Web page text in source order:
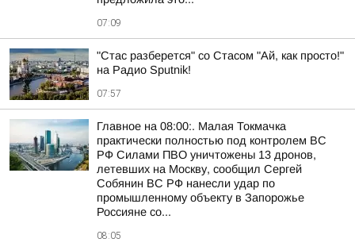
07:09
"Стас разберется" со Стасом "Ай, как просто!"
на Радио Sputnik!
07:57
Главное на 08:00:. Малая Токмачка
практически полностью под контролем ВС
РФ Силами ПВО уничтожены 13 дронов,
летевших на Москву, сообщил Сергей
Собянин ВС РФ нанесли удар по
промышленному объекту в Запорожье
Россияне со...
08:05